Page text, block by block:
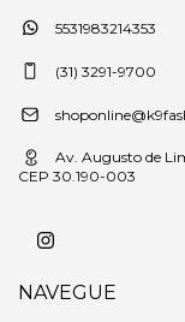
5531983214353
(31) 3291-9700
Av. Augusto de
CEP 30.190-003
NAVEGUE